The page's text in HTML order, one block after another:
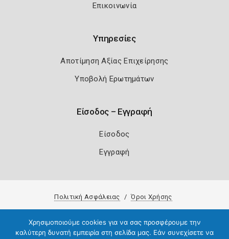
Επικοινωνία
Υπηρεσίες
Αποτίμηση Αξίας Επιχείρησης
Υποβολή Ερωτημάτων
Είσοδος – Εγγραφή
Είσοδος
Εγγραφή
Πολιτική Ασφάλειας Όροι Χρήσης
Χρησιμοποιούμε cookies για να σας προσφέρουμε την
καλύτερη δυνατή εμπειρία στη σελίδα μας. Εάν συνεχίσετε να